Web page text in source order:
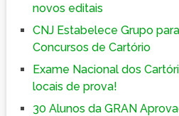
novos editais
CNJ Estabelece Grupo
Concursos de Cartório
Exame Nacional dos
locais de prova!
30 Alunos da GRAN